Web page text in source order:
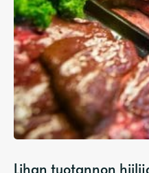
Lihan tuotannon